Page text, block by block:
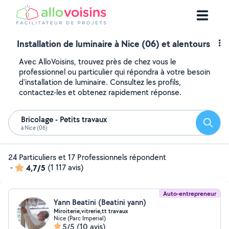
Installation de luminaire à Nice (06) et alentours
Avec AlloVoisins, trouvez près de chez vous le
professionnel ou particulier qui répondra à votre besoin
d'installation de luminaire. Consultez les profils,
contactez-les et obtenez rapidement réponse.
Bricolage - Petits travaux
à Nice (06)
24 Particuliers et 17 Professionnels répondent
-
4,7/5 (1 117 avis)
Auto-entrepreneur
Yann Beatini (Beatini yann)
Miroiterie,vitrerie,tt travaux
Nice (Parc Imperial)
5/5 (10 avis)